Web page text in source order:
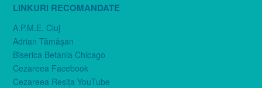
LINKURI RECOMANDATE
A.P.M.E. Cluj
Adrian Tămăşan
Biserica Betania Chicago
Cezareea Facebook
Cezareea Reşiţa YouTube